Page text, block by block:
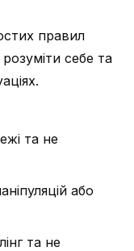
правил
себе та
та не
або
та не